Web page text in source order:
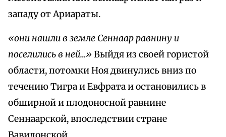
западу от Ариараты.
«они нашли в земле Сеннаар равнину и
поселились в ней…» Выйдя из своей гористой
области, потомки Ноя двинулись вниз по
течению Тигра и Евфрата и остановились в
обширной и плодоносной равнине
Сеннаарской, впоследствии стране